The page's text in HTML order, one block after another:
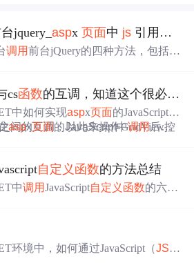
jquery_aspx页面中 js 引用与
调用前台jQuery的四种方法，包括R
讨了页面中引用外部HTML和JS交
中处理字典数据为JSON格式的需
cs函数的互调，知道这个很必要。
中如何实现aspx页面的JavaScript函
间的互调，以此来操作GridView控
aspx页面的JavaScript中调用后台
自定义 函数的方法总结
中调用JavaScript自定义 函数的六种
环境中，如何通过JavaScript（JS）